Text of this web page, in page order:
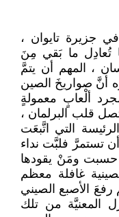
جزيرة تايوان ،
تُعادِل ما بَقي مِنَ
، المهم أن يتمَّ
أنَّ صواريخَ الصين
ألْعابٍ معمولةٍ
قلب البرلمان ،
التي اتَّبعَت
تستمرَّ فلبَّت نداء
حسبت ومَنْ يقودها
غافلة معظم
رفعَ الأصبع الصيني
المعنيَّة من تلك